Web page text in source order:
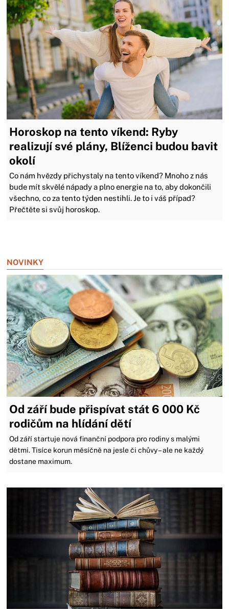
Horoskop na tento víkend: Ryby
realizují své plány, Blíženci budou bavit
okolí
Co nám hvězdy přichystaly na tento víkend? Mnoho z nás
bude mít skvělé nápady a plno energie na to, aby dokončili
všechno, co za tento týden nestihli. Je to i váš případ?
Přečtěte si svůj horoskop.
NOVINKY
Od září bude přispívat stát 6 000 Kč
rodičům na hlídání dětí
Od září startuje nová finanční podpora pro rodiny s malými
dětmi. Tisíce korun měsíčně na jesle či chůvy – ale ne každý
dostane maximum.